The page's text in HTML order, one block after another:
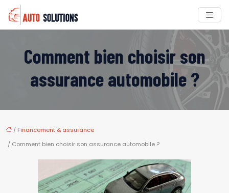
Comment bien choisir son
assurance automobile ?
/ Financement & assurance
/ Comment bien choisir son assurance automobile ?